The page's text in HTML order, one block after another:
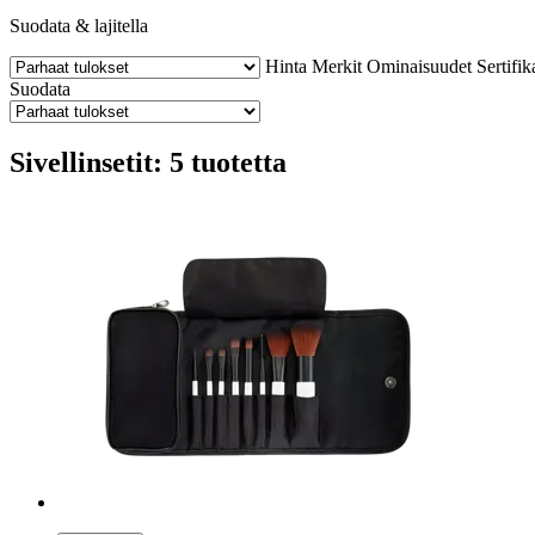
Suodata & lajitella
Hinta Merkit Ominaisuudet
Suodata
Sivellinsetit: 5 tuotetta